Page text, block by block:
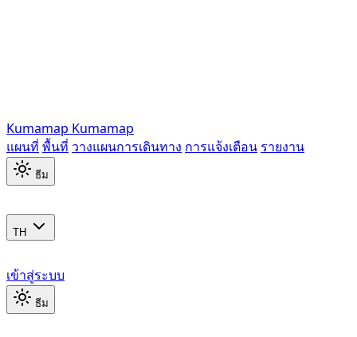
Kumamap Kumamap
แผนที่ พื้นที่ วางแผนการเดินทาง การแจ้งเตือน รายงาน
ธีม
TH
เข้าสู่ระบบ
ธีม